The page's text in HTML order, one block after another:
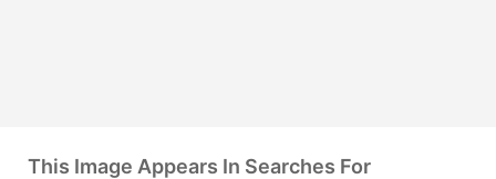
This Image Appears In Searches For